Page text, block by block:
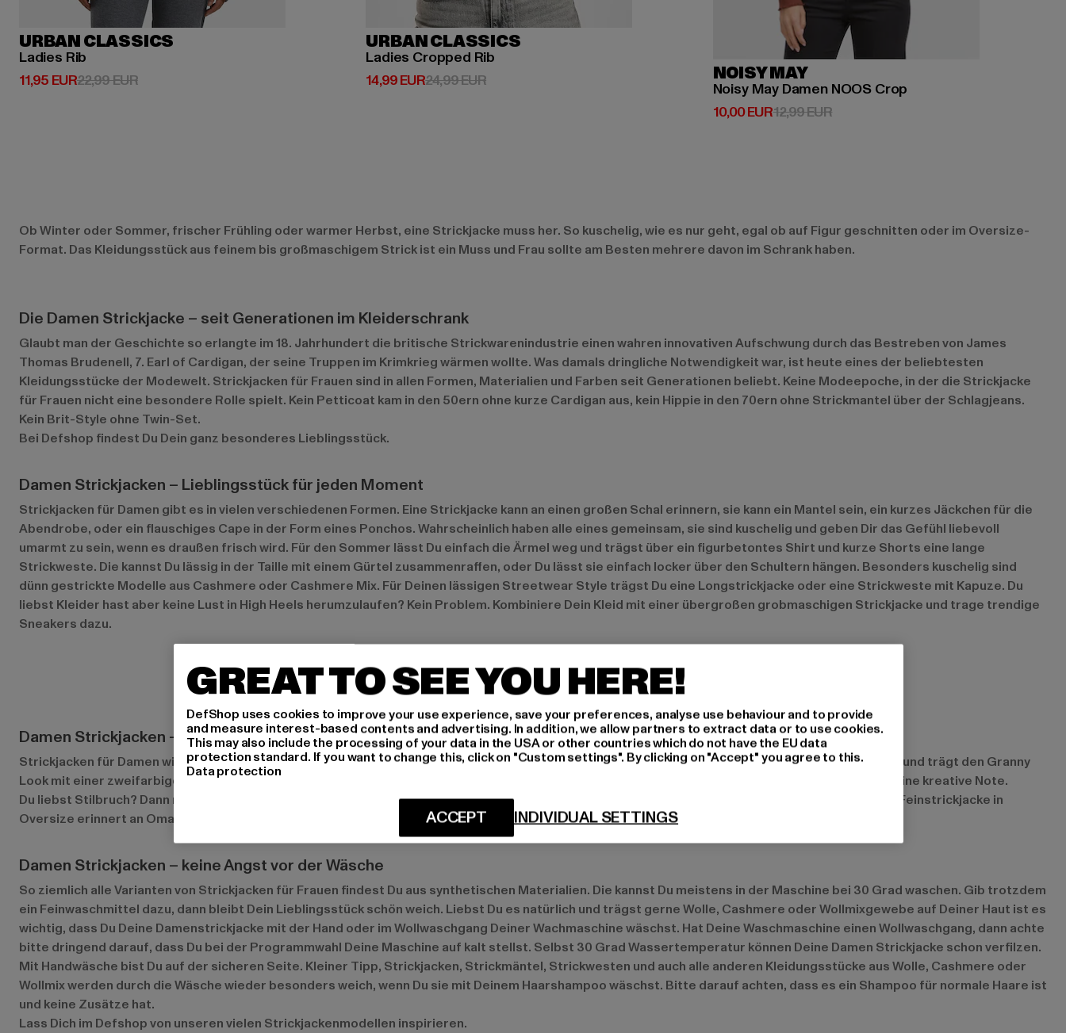
URBAN CLASSICS
Ladies Rib
11,95 EUR
Derzeitiger Preis: 11,95 EUR
22,99 EURAktionspreis: 22,99 EUR
URBAN CLASSICS
Ladies Cropped Rib
14,99 EUR
Derzeitiger Preis: 14,99 EUR
24,99 EURAktionspreis: 24,99 EUR NOISY MAY
Noisy May Damen NOOS Crop
10,00 EUR
Derzeitiger Preis: 10,00 EUR
12,99 EURAktionspreis: 12,99 EUR
Ob Winter oder Sommer, frischer Frühling oder warmer Herbst, eine Strickjacke muss her. So kuschelig, wie es nur geht, egal ob auf Figur geschnitten oder im Oversize-
Format. Das Kleidungsstück aus feinem bis großmaschigem Strick ist ein Muss und Frau sollte am Besten mehrere davon im Schrank haben.
Die Damen Strickjacke – seit Generationen im Kleiderschrank
Glaubt man der Geschichte so erlangte im 18. Jahrhundert die britische Strickwarenindustrie einen wahren innovativen Aufschwung durch das Bestreben von James
Thomas Brudenell, 7. Earl of Cardigan, der seine Truppen im Krimkrieg wärmen wollte. Was damals dringliche Notwendigkeit war, ist heute eines der beliebtesten
Kleidungsstücke der Modewelt. Strickjacken für Frauen sind in allen Formen, Materialien und Farben seit Generationen beliebt. Keine Modeepoche, in der die Strickjacke
für Frauen nicht eine besondere Rolle spielt. Kein Petticoat kam in den 50ern ohne kurze Cardigan aus, kein Hippie in den 70ern ohne Strickmantel über der Schlagjeans.
Kein Brit-Style ohne Twin-Set.
Bei Defshop findest Du Dein ganz besonderes Lieblingsstück.
Damen Strickjacken – Lieblingsstück für jeden Moment
Strickjacken für Damen gibt es in vielen verschiedenen Formen. Eine Strickjacke kann an einen großen Schal erinnern, sie kann ein Mantel sein, ein kurzes Jäckchen für die
Abendrobe, oder ein flauschiges Cape in der Form eines Ponchos. Wahrscheinlich haben alle eines gemeinsam, sie sind kuschelig und geben Dir das Gefühl liebevoll
umarmt zu sein, wenn es draußen frisch wird. Für den Sommer lässt Du einfach die Ärmel weg und trägst über ein figurbetontes Shirt und kurze Shorts eine lange
Strickweste. Die kannst Du lässig in der Taille mit einem Gürtel zusammenraffen, oder Du lässt sie einfach locker über den Schultern hängen. Besonders kuschelig sind
dünn gestrickte Modelle aus Cashmere oder Cashmere Mix. Für Deinen lässigen Streetwear Style trägst Du eine Longstrickjacke oder eine Strickweste mit Kapuze. Du
liebst Kleider hast aber keine Lust in High Heels herumzulaufen? Kein Problem. Kombiniere Dein Kleid mit einer übergroßen grobmaschigen Strickjacke und trage trendige
Sneakers dazu.
Damen Strickjacken – Deine Oma lebe hoch
Strickjacken für Damen wie sie Deine Oma trug sind der neuste Trend der Stars. Das Model Karlie Kloss machte es bereits in der letzten Saison vor und trägt den Granny
Look mit einer zweifarbige Patchwork-Strickjacke zu Jeans und T-Shirt. Die neuen Modelle erinnern an Omas Topflappen und geben Deinem Style eine kreative Note.
Du liebst Stilbruch? Dann mache es wie Mode Bloggerin Sofia Grau und drehe den Look einfach um. Ein knielanger Pliseerock mit einer unifarbenen Feinstrickjacke in
Oversize erinnert an Omas Zeiten. Trägst Du dazu weiße Sneakers und eine große runde Sonnenbrille setzt Du Trends.
Damen Strickjacken – keine Angst vor der Wäsche
So ziemlich alle Varianten von Strickjacken für Frauen findest Du aus synthetischen Materialien. Die kannst Du meistens in der Maschine bei 30 Grad waschen. Gib trotzdem
ein Feinwaschmittel dazu, dann bleibt Dein Lieblingsstück schön weich. Liebst Du es natürlich und trägst gerne Wolle, Cashmere oder Wollmixgewebe auf Deiner Haut ist es
wichtig, dass Du Deine Damenstrickjacke mit der Hand oder im Wollwaschgang Deiner Wachmaschine wäschst. Hat Deine Waschmaschine einen Wollwaschgang, dann achte
bitte dringend darauf, dass Du bei der Programmwahl Deine Maschine auf kalt stellst. Selbst 30 Grad Wassertemperatur können Deine Damen Strickjacke schon verfilzen.
Mit Handwäsche bist Du auf der sicheren Seite. Kleiner Tipp, Strickjacken, Strickmäntel, Strickwesten und auch alle anderen Kleidungsstücke aus Wolle, Cashmere oder
Wollmix werden durch die Wäsche wieder besonders weich, wenn Du sie mit Deinem Haarshampoo wäschst. Bitte darauf achten, dass es ein Shampoo für normale Haare ist
und keine Zusätze hat.
Lass Dich im Defshop von unseren vielen Strickjackenmodellen inspirieren.
GREAT TO SEE YOU HERE!
DefShop uses cookies to improve your use experience, save your preferences, analyse use behaviour and to provide
and measure interest-based contents and advertising. In addition, we allow partners to extract data or to use cookies.
This may also include the processing of your data in the USA or other countries which do not have the EU data
protection standard. If you want to change this, click on "Custom settings". By clicking on "Accept" you agree to this.
Data protection
INDIVIDUAL SETTINGS
ACCEPT